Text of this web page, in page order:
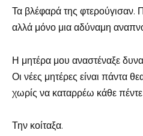
Τα βλέφαρά της φτερούγισαν.
αλλά μόνο μια αδύναμη
Η μητέρα μου αναστέναξε
Οι νέες μητέρες είναι πάντα
χωρίς να καταρρέω κάθε πέντε
Την κοίταξα.